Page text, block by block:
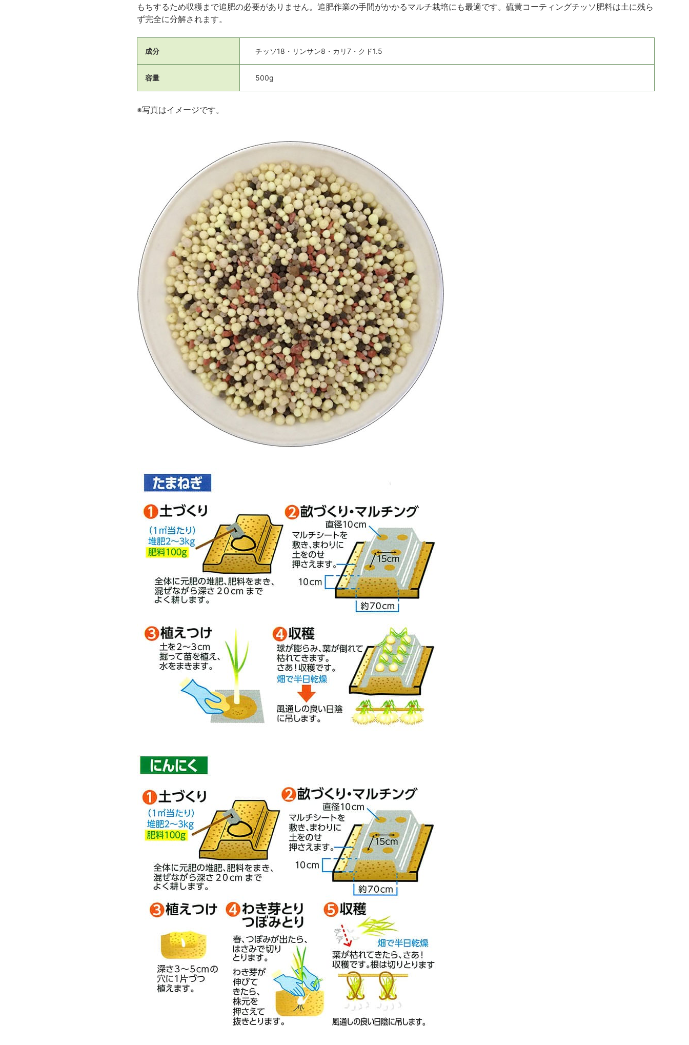
もちするため収穫まで追肥の必要がありません。追肥作業の手間がかかるマルチ栽培にも最適です。硫黄コーティングチッソ肥料は土に残ら
ず完全に分解されます。
成分 チッソ18・リンサン8・カリ7・クド1.5
容量 500g
※写真はイメージです。